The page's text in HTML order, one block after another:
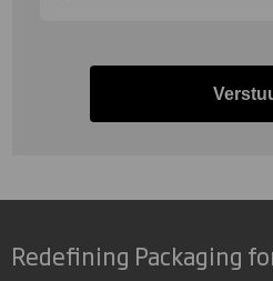
Redefining Packaging